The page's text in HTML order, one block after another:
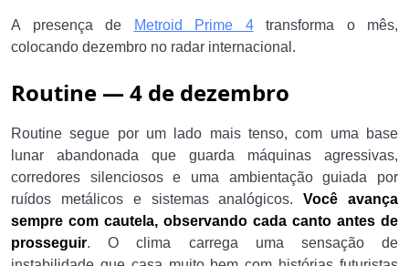
A presença de Metroid Prime 4transforma o mês,
colocando dezembro no radar internacional.
Routine — 4 de dezembro
Routine segue por um lado mais tenso, com uma base
lunar abandonada que guarda máquinas agressivas,
corredores silenciosos e uma ambientação guiada por
ruídos metálicos e sistemas analógicos. Você avança
sempre com cautela, observando cada canto antes de
prosseguir. O clima carrega uma sensação de